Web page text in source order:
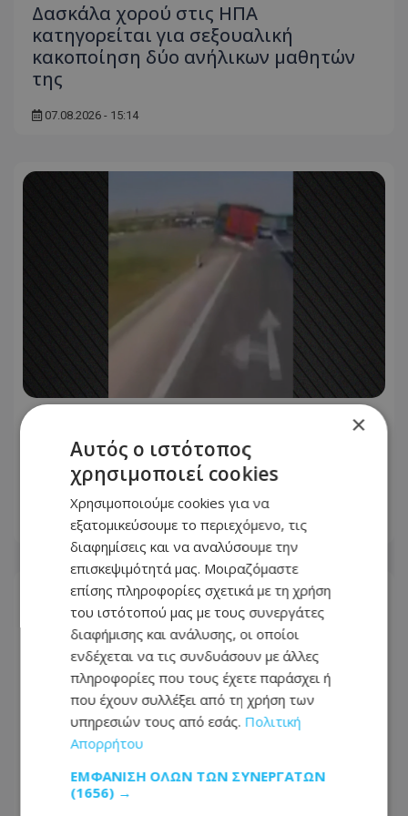
Δασκάλα χορού στις ΗΠΑ
κατηγορείται για σεξουαλική
κακοποίηση δύο ανήλικων μαθητών
της
07.08.2026 - 15:14
μπήκε στο αντίθετο και έπεσε σε
όχημα που περίμεναν σε φανάρι -
Ένας νεκρός και 10 τραυματίες
07.08.2026 - 13:56
×
Αυτός ο ιστότοπος
χρησιμοποιεί cookies
Χρησιμοποιούμε cookies για να
εξατομικεύσουμε το περιεχόμενο, τις
διαφημίσεις και να αναλύσουμε την
επισκεψιμότητά μας. Μοιραζόμαστε
επίσης πληροφορίες σχετικά με τη χρήση
του ιστότοπού μας με τους συνεργάτες
διαφήμισης και ανάλυσης, οι οποίοι
ενδέχεται να τις συνδυάσουν με άλλες
πληροφορίες που τους έχετε παράσχει ή
που έχουν συλλέξει από τη χρήση των
υπηρεσιών τους από εσάς. Πολιτική
Απορρήτου
ΕΜΦΆΝΙΣΗ ΌΛΩΝ ΤΩΝ ΣΥΝΕΡΓΑΤΏΝ
(1656) →